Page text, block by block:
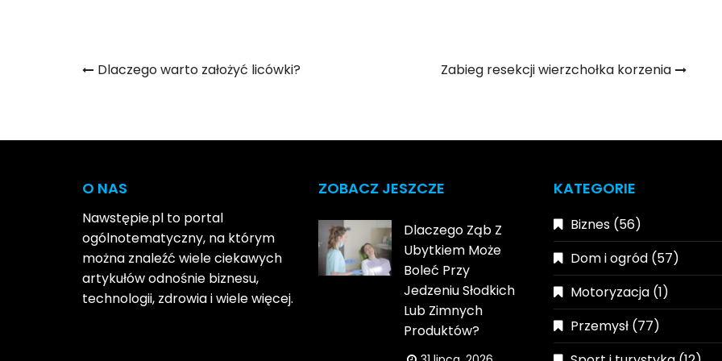
Nawigacja
Dlaczego warto założyć licówki? Zabieg resekcji wierzchołka korzenia
O NAS
Nawstępie.pl to portal
ogólnotematyczny, na którym
można znaleźć wiele ciekawych
artykułów odnośnie biznesu,
technologii, zdrowia i wiele więcej.
ZOBACZ JESZCZE
Dlaczego Ząb Z
Ubytkiem Może
Boleć Przy
Jedzeniu Słodkich
Lub Zimnych
Produktów?
KATEGORIE
Biznes (56)
Dom i ogród (57)
Motoryzacja (1)
Przemysł (77)